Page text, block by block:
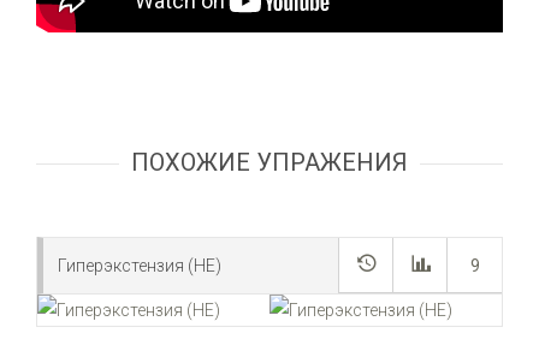
ПОХОЖИЕ УПРАЖЕНИЯ
9
Гиперэкстензия (HE)